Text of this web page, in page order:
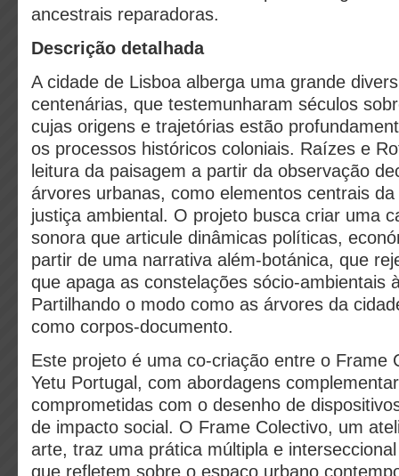
ancestrais reparadoras.
Descrição detalhada
A cidade de Lisboa alberga uma grande
centenárias, que testemunharam séculos
cujas origens e trajetórias estão
os processos históricos coloniais. Raízes e
leitura da paisagem a partir da observação
árvores urbanas, como elementos centrais
justiça ambiental. O projeto busca criar uma
sonora que articule dinâmicas políticas,
partir de uma narrativa além-botánica, que
que apaga as constelações sócio-ambientais
Partilhando o modo como as árvores da
como corpos-documento.
Este projeto é uma co-criação entre o Frame
Yetu Portugal, com abordagens
comprometidas com o desenho de
de impacto social. O Frame Colectivo, um
arte, traz uma prática múltipla e
que refletem sobre o espaço urbano